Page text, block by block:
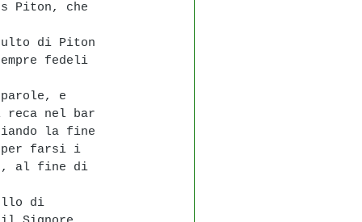
Piton, che
di Piton
fedeli
e
reca nel bar
la fine
per farsi i
al fine di
di